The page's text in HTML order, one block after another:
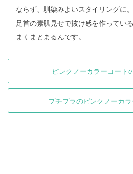
ならず、馴染みよいスタイリングに
足首の素肌見せで抜け感を作ってい
まくまとまるんです。
ピンクノーカラーコート
プチプラのピンクノーカ